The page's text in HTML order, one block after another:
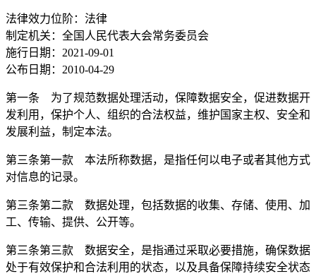
法律效力位阶：法律
制定机关：全国人民代表大会常务委员会
施行日期：2021-09-01
公布日期：2010-04-29
第一条 为了规范数据处理活动，保障数据安全，促进数据开
发利用，保护个人、组织的合法权益，维护国家主权、安全和
发展利益，制定本法。
第三条第一款 本法所称数据，是指任何以电子或者其他方式
对信息的记录。
第三条第二款 数据处理，包括数据的收集、存储、使用、加
工、传输、提供、公开等。
第三条第三款 数据安全，是指通过采取必要措施，确保数据
处于有效保护和合法利用的状态，以及具备保障持续安全状态